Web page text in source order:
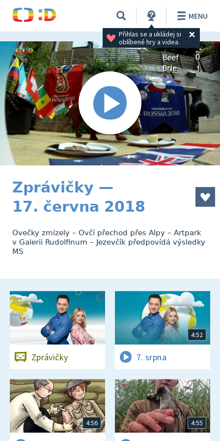
Přihlas se a ukládej si
oblíbené hry a videa.
MENU
Zprávičky —
17. června 2018
Ovečky zmizely – Ovčí přechod přes Alpy – Artpark
v Galerii Rudolfinum – Jezevčík předpovídá výsledky
MS
Zprávičky
4:52
7. srpna
4:56 4:55